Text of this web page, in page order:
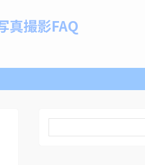
真撮影FAQ